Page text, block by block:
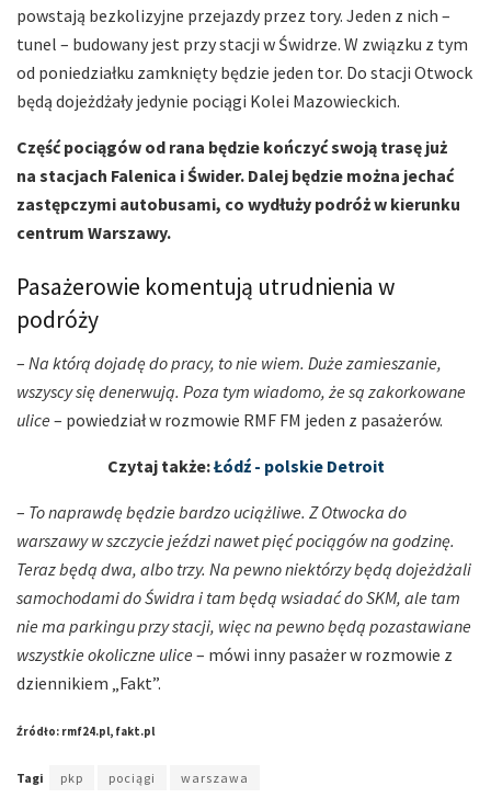
powstają bezkolizyjne przejazdy przez tory. Jeden z nich –
tunel – budowany jest przy stacji w Świdrze. W związku z tym
od poniedziałku zamknięty będzie jeden tor. Do stacji Otwock
będą dojeżdżały jedynie pociągi Kolei Mazowieckich.
Część pociągów od rana będzie kończyć swoją trasę już
na stacjach Falenica i Świder. Dalej będzie można jechać
zastępczymi autobusami, co wydłuży podróż w kierunku
centrum Warszawy.
Pasażerowie komentują utrudnienia w
podróży
– Na którą dojadę do pracy, to nie wiem. Duże zamieszanie,
wszyscy się denerwują. Poza tym wiadomo, że są zakorkowane
ulice – powiedział w rozmowie RMF FM jeden z pasażerów.
Czytaj także:Łódź - polskie Detroit
– To naprawdę będzie bardzo uciążliwe. Z Otwocka do
warszawy w szczycie jeździ nawet pięć pociągów na godzinę.
Teraz będą dwa, albo trzy. Na pewno niektórzy będą dojeżdżali
samochodami do Świdra i tam będą wsiadać do SKM, ale tam
nie ma parkingu przy stacji, więc na pewno będą pozastawiane
wszystkie okoliczne ulice – mówi inny pasażer w rozmowie z
dziennikiem „Fakt”.
Źródło: rmf24.pl, fakt.pl
Tagi pkp pociągi warszawa